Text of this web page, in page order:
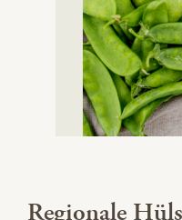
Regionale